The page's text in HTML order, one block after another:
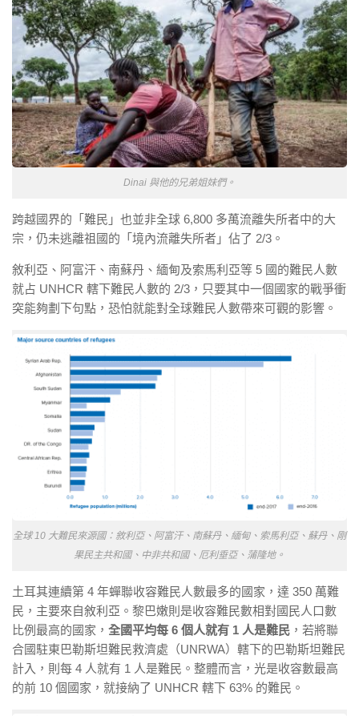
Dinai 與他的兄弟姐妹們。
跨越國界的「難民」也並非全球 6,800 多萬流離失所者中的大
宗，仍未逃離祖國的「境內流離失所者」佔了 2/3。
敘利亞、阿富汗、南蘇丹、緬甸及索馬利亞等 5 國的難民人數
就占 UNHCR 轄下難民人數的 2/3，只要其中一個國家的戰爭衝
突能夠劃下句點，恐怕就能對全球難民人數帶來可觀的影響。
全球 10 大難民來源國：敘利亞、阿富汗、南蘇丹、緬甸、索馬利亞、蘇丹、剛
果民主共和國、中非共和國、厄利垂亞、蒲隆地。
土耳其連續第 4 年蟬聯收容難民人數最多的國家，達 350 萬難
民，主要來自敘利亞。黎巴嫩則是收容難民數相對國民人口數
比例最高的國家， 全國平均每 6 個人就有 1 人是難民 ，若將聯
合國駐東巴勒斯坦難民救濟處（UNRWA）轄下的巴勒斯坦難民
計入，則每 4 人就有 1 人是難民。整體而言，光是收容數最高
的前 10 個國家，就接納了 UNHCR 轄下 63% 的難民。